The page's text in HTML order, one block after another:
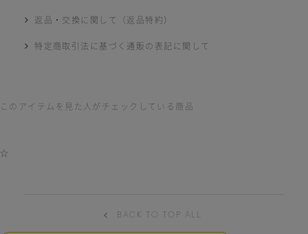
返品・交換に関して（返品特約）
特定商取引法に基づく通販の表記に関して
このアイテムを見た人がチェックしている商品
☆
BACK TO TOP ALL